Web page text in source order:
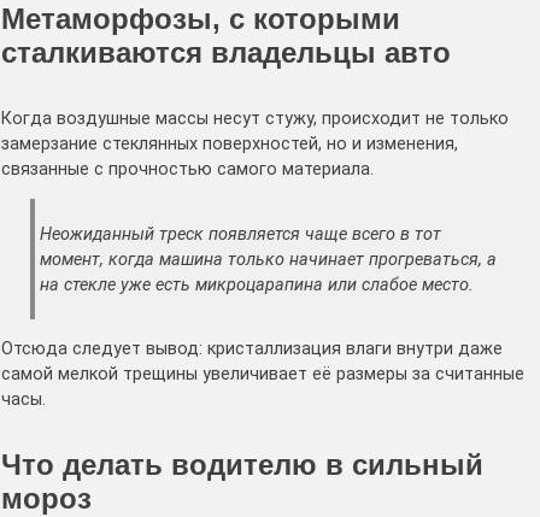
Метаморфозы, с которыми
сталкиваются владельцы авто
Когда воздушные массы несут стужу, происходит не только
замерзание стеклянных поверхностей, но и изменения,
связанные с прочностью самого материала.
Неожиданный треск появляется чаще всего в тот
момент, когда машина только начинает прогреваться, а
на стекле уже есть микроцарапина или слабое место.
Отсюда следует вывод: кристаллизация влаги внутри даже
самой мелкой трещины увеличивает её размеры за считанные
часы.
Что делать водителю в сильный
мороз